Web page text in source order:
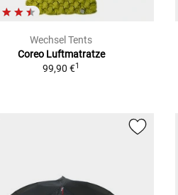
Wechsel Tents
Coreo Luftmatratze
99,90 €1